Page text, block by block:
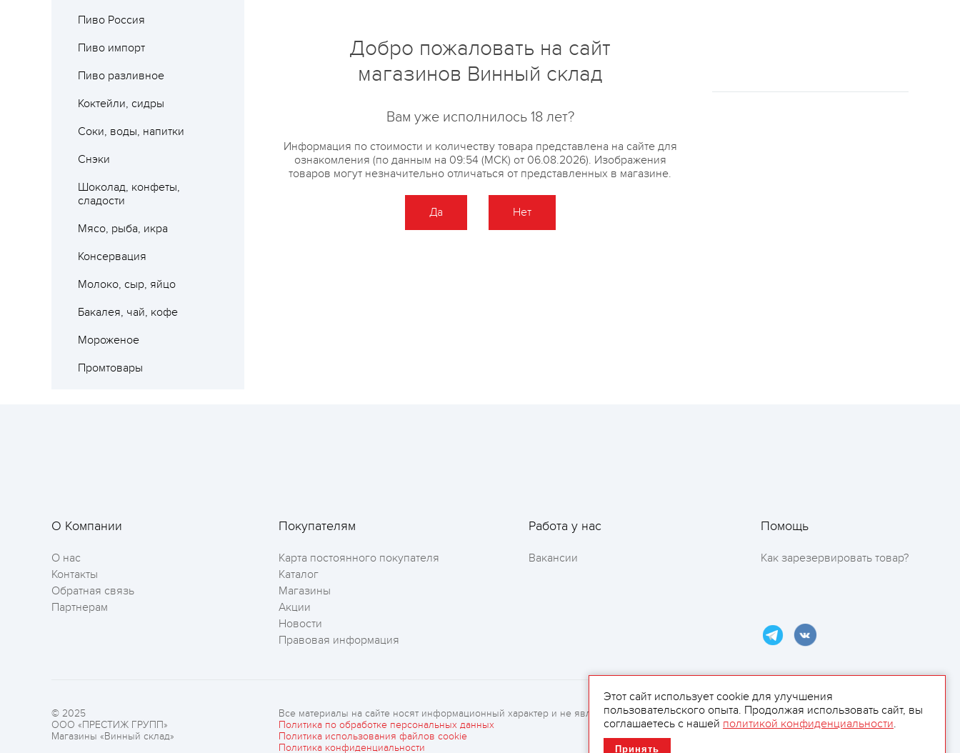
Пиво Россия
Пиво импорт
Пиво разливное
Коктейли, сидры
Соки, воды, напитки
Снэки
Шоколад, конфеты,
сладости
Мясо, рыба, икра
Консервация
Молоко, сыр, яйцо
Бакалея, чай, кофе
Мороженое
Промтовары
Описание Отзывы
О Компании
О нас
Контакты
Обратная связь
Партнерам
Покупателям
Карта постоянного покупателя
Каталог
Магазины
Акции
Новости
Правовая информация
Работа у нас
Вакансии
Помощь
Как зарезервировать товар?
© 2025
ООО «ПРЕСТИЖ ГРУПП»
Магазины «Винный склад»
Все материалы на сайте носят информационный характер и не являются рекламой.
Политика по обработке персональных данных
Политика использования файлов cookie
Политика конфиденциальности
Этот сайт использует cookie для улучшения
пользовательского опыта. Продолжая использовать сайт, вы
соглашаетесь с нашей политикой конфиденциальности.
Принять
Добро пожаловать на сайт
магазинов Винный склад
Вам уже исполнилось 18 лет?
Информация по стоимости и количеству товара представлена на сайте для
ознакомления (по данным на 09:54 (МСК) от 06.08.2026). Изображения
товаров могут незначительно отличаться от представленных в магазине.
Да Нет